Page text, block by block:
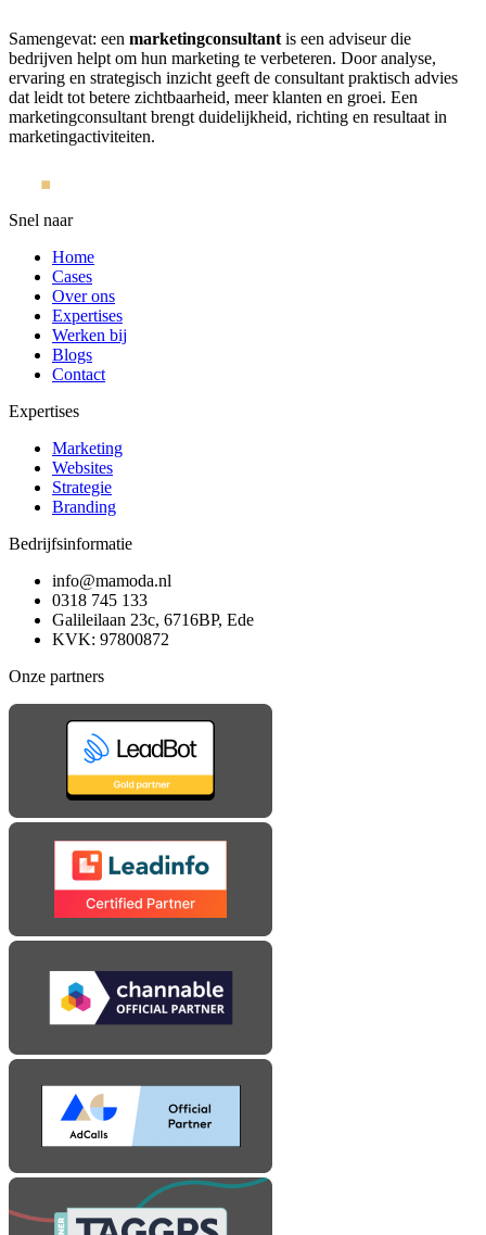
Samengevat: een marketingconsultant is een adviseur die
bedrijven helpt om hun marketing te verbeteren. Door analyse,
ervaring en strategisch inzicht geeft de consultant praktisch advies
dat leidt tot betere zichtbaarheid, meer klanten en groei. Een
marketingconsultant brengt duidelijkheid, richting en resultaat in
marketingactiviteiten.
Snel naar
Home
Cases
Over ons
Expertises
Werken bij
Blogs
Contact
Expertises
Marketing
Websites
Strategie
Branding
Bedrijfsinformatie
info@mamoda.nl
0318 745 133
Galileilaan 23c, 6716BP, Ede
KVK: 97800872
Onze partners